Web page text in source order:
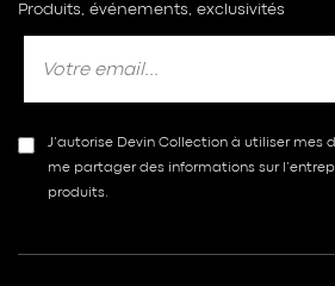
Produits, événements, exclusivités
J’autorise Devin Collection à utiliser mes
me partager des informations sur
produits.